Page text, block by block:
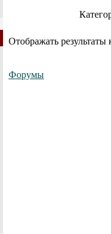
Отображать результаты
Форумы